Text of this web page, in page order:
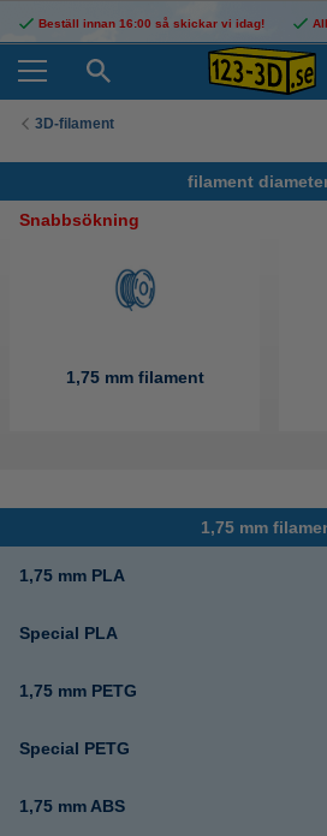
Beställ innan 16:00 så skickar vi idag!
3D-filament
filament
Snabbsökning
1,75 mm filament
1,75 mm
1,75 mm PLA
Special PLA
1,75 mm PETG
Special PETG
1,75 mm ABS